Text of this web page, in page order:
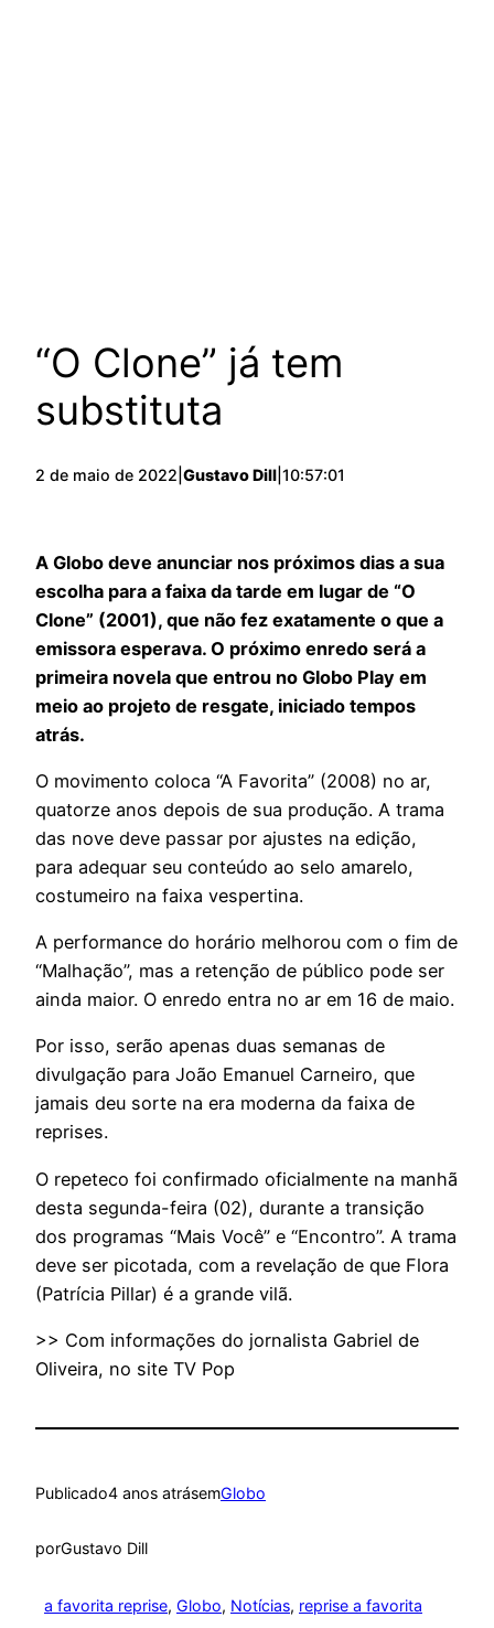
“O Clone” já tem
substituta
2 de maio de 2022 Gustavo Dill 10:57:01
A Globo deve anunciar nos próximos dias a sua
escolha para a faixa da tarde em lugar de “O
Clone” (2001), que não fez exatamente o que a
emissora esperava. O próximo enredo será a
primeira novela que entrou no Globo Play em
meio ao projeto de resgate, iniciado tempos
atrás.
O movimento coloca “A Favorita” (2008) no ar,
quatorze anos depois de sua produção. A trama
das nove deve passar por ajustes na edição,
para adequar seu conteúdo ao selo amarelo,
costumeiro na faixa vespertina.
A performance do horário melhorou com o fim de
“Malhação”, mas a retenção de público pode ser
ainda maior. O enredo entra no ar em 16 de maio.
Por isso, serão apenas duas semanas de
divulgação para João Emanuel Carneiro, que
jamais deu sorte na era moderna da faixa de
reprises.
O repeteco foi confirmado oficialmente na manhã
desta segunda-feira (02), durante a transição
dos programas “Mais Você” e “Encontro”. A trama
deve ser picotada, com a revelação de que Flora
(Patrícia Pillar) é a grande vilã.
>> Com informações do jornalista Gabriel de
Oliveira, no site TV Pop
Publicado4 anos atrásemGlobo
porGustavo Dill
a favorita reprise, Globo, Notícias, reprise a favorita